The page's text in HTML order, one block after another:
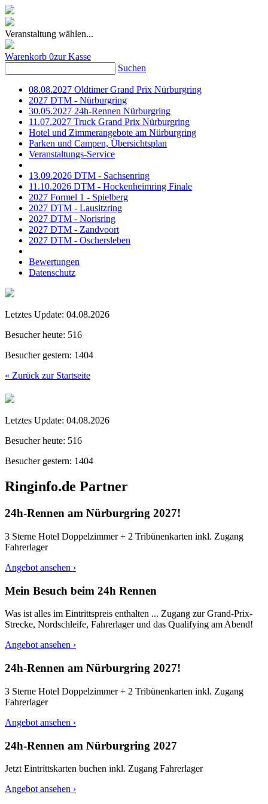
Veranstaltung wählen...
Warenkorb 0zur Kasse
Suchen
08.08.2027 Oldtimer Grand Prix Nürburgring
2027 DTM - Nürburgring
30.05.2027 24h-Rennen Nürburgring
11.07.2027 Truck Grand Prix Nürburgring
Hotel und Zimmerangebote am Nürburgring
Parken und Campen, Übersichtsplan
Veranstaltungs-Service
13.09.2026 DTM - Sachsenring
11.10.2026 DTM - Hockenheimring Finale
2027 Formel 1 - Spielberg
2027 DTM - Lausitzring
2027 DTM - Norisring
2027 DTM - Zandvoort
2027 DTM - Oschersleben
Bewertungen
Datenschutz
Letztes Update: 04.08.2026
Besucher heute: 516
Besucher gestern: 1404
« Zurück zur Startseite
Letztes Update: 04.08.2026
Besucher heute: 516
Besucher gestern: 1404
Ringinfo.de Partner
24h-Rennen am Nürburgring 2027!
3 Sterne Hotel Doppelzimmer + 2 Tribünenkarten inkl. Zugang
Fahrerlager
Angebot ansehen ›
Mein Besuch beim 24h Rennen
Was ist alles im Eintrittspreis enthalten ... Zugang zur Grand-Prix-
Strecke, Nordschleife, Fahrerlager und das Qualifying am Abend!
Angebot ansehen ›
24h-Rennen am Nürburgring 2027!
3 Sterne Hotel Doppelzimmer + 2 Tribünenkarten inkl. Zugang
Fahrerlager
Angebot ansehen ›
24h-Rennen am Nürburgring 2027
Jetzt Eintrittskarten buchen inkl. Zugang Fahrerlager
Angebot ansehen ›